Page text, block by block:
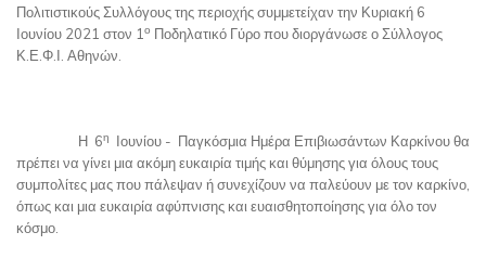
Πολιτιστικούς Συλλόγους της περιοχής συμμετείχαν την Κυριακή 6
Ιουνίου 2021 στον 1 ο Ποδηλατικό Γύρο που διοργάνωσε ο Σύλλογος
Κ.Ε.Φ.Ι. Αθηνών.
Η 6η
Ιουνίου - Παγκόσμια Ημέρα Επιβιωσάντων Καρκίνου θα
πρέπει να γίνει μια ακόμη ευκαιρία τιμής και θύμησης για όλους τους
συμπολίτες μας που πάλεψαν ή συνεχίζουν να παλεύουν με τον καρκίνο,
όπως και μια ευκαιρία αφύπνισης και ευαισθητοποίησης για όλο τον
κόσμο.